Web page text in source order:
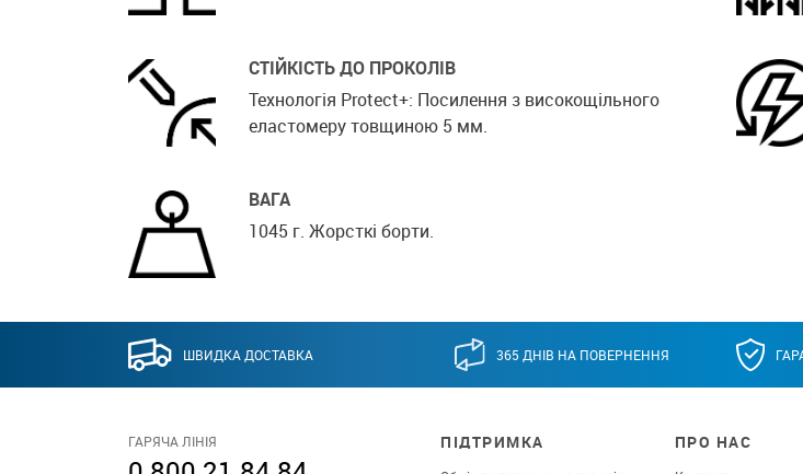
СТІЙКІСТЬ ДО ПРОКОЛІВ
Технологія Protect+: Посилення з високощільного
еластомеру товщиною 5 мм.
ВАГА
1045 г. Жорсткі борти.
ШВИДКА ДОСТАВКА 365 ДНІВ НА ПОВЕРНЕННЯ
ГАРЯЧА ЛІНІЯ ПІДТРИМКА ПРО НАС